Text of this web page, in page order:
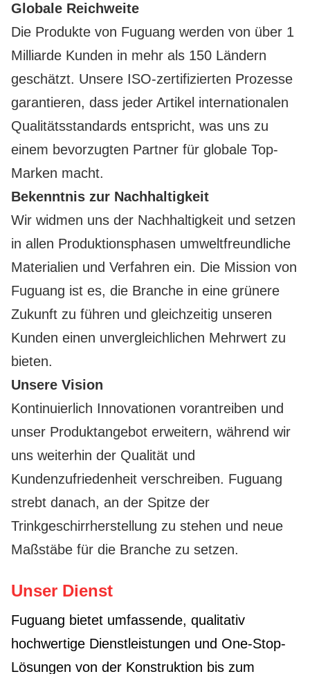
Globale Reichweite
Die Produkte von Fuguang werden von über 1
Milliarde Kunden in mehr als 150 Ländern
geschätzt. Unsere ISO-zertifizierten Prozesse
garantieren, dass jeder Artikel internationalen
Qualitätsstandards entspricht, was uns zu
einem bevorzugten Partner für globale Top-
Marken macht.
Bekenntnis zur Nachhaltigkeit
Wir widmen uns der Nachhaltigkeit und setzen
in allen Produktionsphasen umweltfreundliche
Materialien und Verfahren ein. Die Mission von
Fuguang ist es, die Branche in eine grünere
Zukunft zu führen und gleichzeitig unseren
Kunden einen unvergleichlichen Mehrwert zu
bieten.
Unsere Vision
Kontinuierlich Innovationen vorantreiben und
unser Produktangebot erweitern, während wir
uns weiterhin der Qualität und
Kundenzufriedenheit verschreiben. Fuguang
strebt danach, an der Spitze der
Trinkgeschirrherstellung zu stehen und neue
Maßstäbe für die Branche zu setzen.
Unser Dienst
Fuguang bietet umfassende, qualitativ
hochwertige Dienstleistungen und One-Stop-
Lösungen von der Konstruktion bis zum